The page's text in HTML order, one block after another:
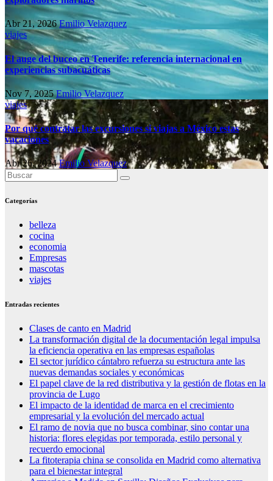
Abr 21, 2026Emilio Velazquez
viajes
El auge del buceo en Tenerife: referencia internacional en
experiencias subacuáticas
Nov 7, 2025Emilio Velazquez
viajes
Por qué contratar las excursiones si viajas a México estas
vacaciones
Abr 26, 2024Emilio Velazquez
Categorías
belleza
cocina
economia
Empresas
mascotas
viajes
Entradas recientes
Clases de canto en Madrid
La transformación digital de la documentación legal impulsa
la eficiencia operativa en las empresas españolas
El sector jurídico cántabro refuerza su estructura ante las
nuevas demandas sociales y económicas
El papel clave de la red distributiva y la gestión de flotas en la
provincia de Lugo
El impacto de la identidad de marca en el crecimiento
empresarial y la evolución del mercado actual
El ramo de novia que no busca combinar, sino contar una
historia: flores elegidas por temporada, estilo personal y
recuerdo emocional
La fitoterapia china se consolida en Madrid como alternativa
para el bienestar integral